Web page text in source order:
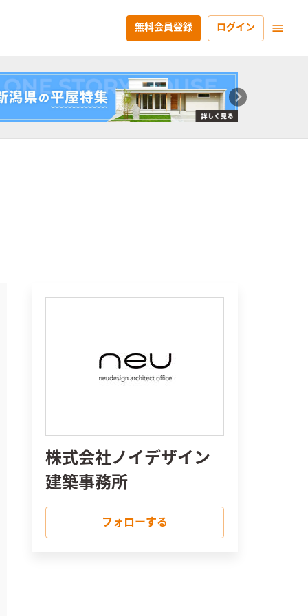
無料会員登録 ログイン
株式会社ノイデザイン
建築事務所
フォローする